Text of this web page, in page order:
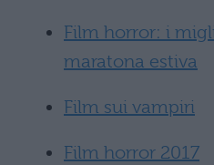
Film horror: i
maratona estiva
Film sui vampiri
Film horror 2017